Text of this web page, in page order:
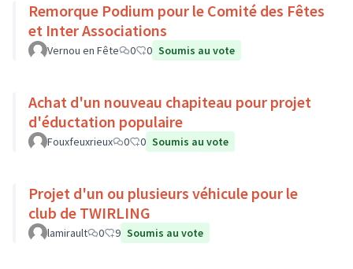
Remorque Podium pour le Comité des Fêtes
et Inter Associations
Vernou en Fête 0 0 Soumis au vote
Achat d'un nouveau chapiteau pour projet
d'éductation populaire
Fouxfeuxrieux 0 0 Soumis au vote
Projet d'un ou plusieurs véhicule pour le
club de TWIRLING
lamirault 0 9 Soumis au vote